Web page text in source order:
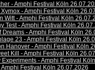
- Amphi Festival Köln
- Amphi Festival Köln
Witt - Amphi Festival Köln
Test - Amphi Festival Köln
Dreams - Amphi Festival Köln
23 - Amphi Festival Köln
Hanover - Amphi Festival Köln
Kill - Amphi Festival Köln
Experiments - Amphi Festival
Amphi Festival Köln 26.07.2026